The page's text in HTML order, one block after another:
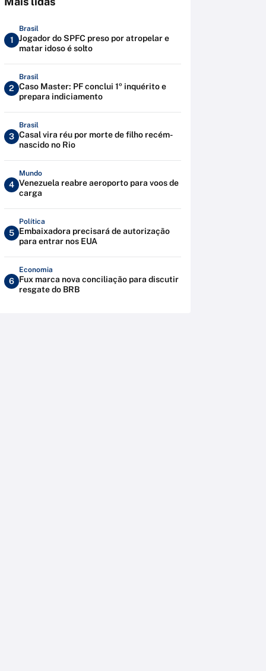
1
Brasil
Jogador do SPFC preso por atropelar e
matar idoso é solto
2
Brasil
Caso Master: PF conclui 1º inquérito e
prepara indiciamento
3
Brasil
Casal vira réu por morte de filho recém-
nascido no Rio
4
Mundo
Venezuela reabre aeroporto para voos de
carga
5
Política
Embaixadora precisará de autorização
para entrar nos EUA
6
Economia
Fux marca nova conciliação para discutir
resgate do BRB